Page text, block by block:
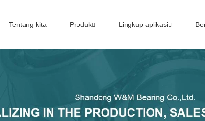
Tentang kita Produk Lingkup aplikasi